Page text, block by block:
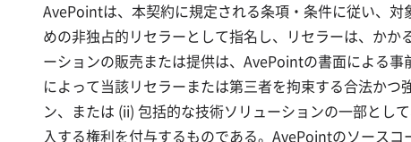
AvePointは、本契約に規定される条項・条件に従い、
めの非独占的リセラーとして指名し、リセラーは、か
ーションの販売または提供は、AvePointの書面による
によって当該リセラーまたは第三者を拘束する合法か
ン、または (ii) 包括的な技術ソリューションの一部とし
入する権利を付与するものである。AvePointのソース